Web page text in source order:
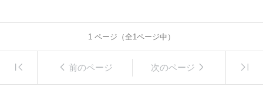
1 ページ（全1ページ中）
前のページ 次のページ